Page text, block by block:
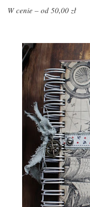
W cenie – od 50,00 zł